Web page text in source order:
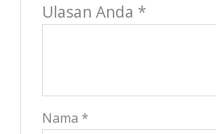
Ulasan Anda *
Nama *